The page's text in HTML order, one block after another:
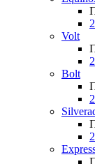
Volt
Bolt